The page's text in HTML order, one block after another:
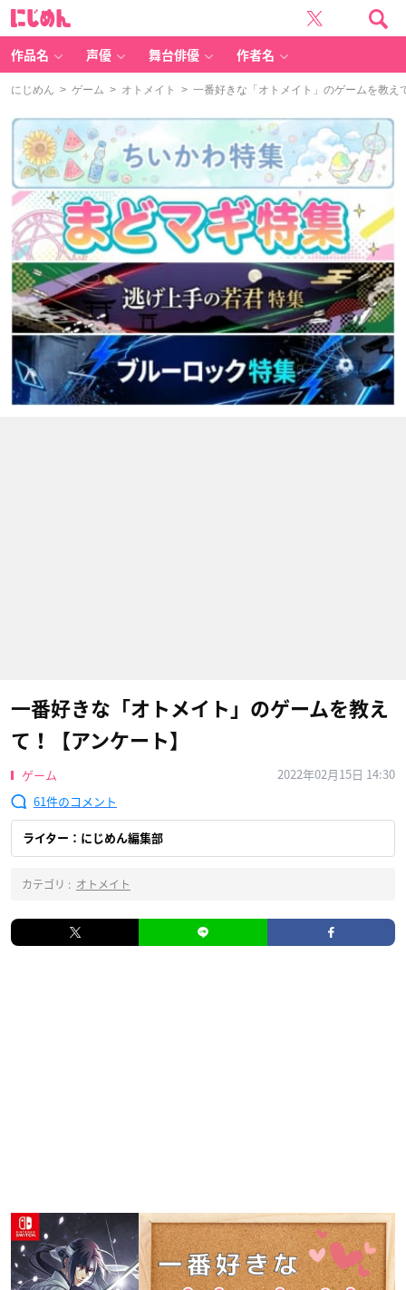
作品名 声優 舞台俳優 作者名
にじめん > ゲーム > オトメイト > 一番好きな「オトメイト」のゲームを教え
一番好きな「オトメイト」のゲームを教え
て！【アンケート】
ゲーム
2022年02月15日 14:30
61
ライター：にじめん編集部
カテゴリ : オトメイト